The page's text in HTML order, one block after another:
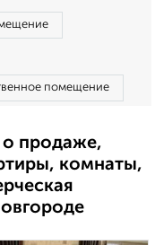
помещение
продаже,
комнаты,